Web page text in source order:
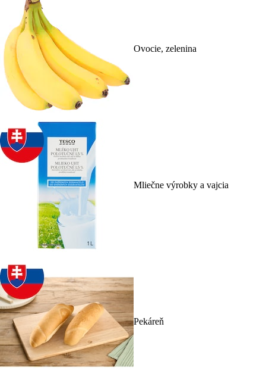
Ovocie, zelenina
Mliečne výrobky a vajcia
Pekáreň